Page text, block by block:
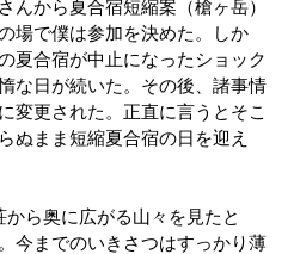
んから夏合宿短縮案（槍ヶ岳）
場で僕は参加を決めた。しか
夏合宿が中止になったショック
な日が続いた。その後、諸事情
変更された。正直に言うとそこ
ぬまま短縮夏合宿の日を迎え
ら奥に広がる山々を見たと
今までのいきさつはすっかり薄